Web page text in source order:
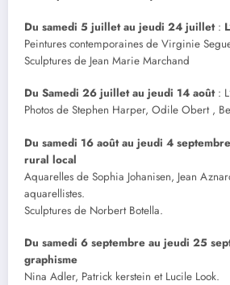
Du samedi 5 juillet au jeudi 24 juillet :
Peintures contemporaines de Virginie
Sculptures de Jean Marie Marchand
Du Samedi 26 juillet au jeudi 14 août : L
Photos de Stephen Harper, Odile Obert ,
Du samedi 16 août au jeudi 4
rural local
Aquarelles de Sophia Johanisen, Jean
aquarellistes.
Sculptures de Norbert Botella.
Du samedi 6 septembre au jeudi 25
graphisme
Nina Adler, Patrick kerstein et Lucile Look.